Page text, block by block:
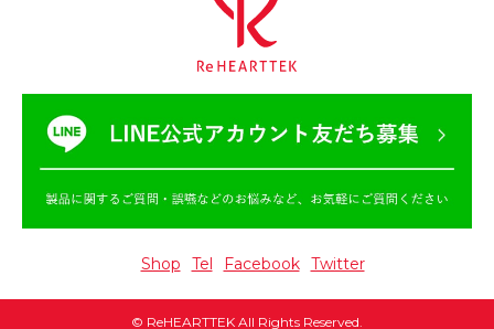
Shop Tel Facebook Twitter
© ReHEARTTEK All Rights Reserved.